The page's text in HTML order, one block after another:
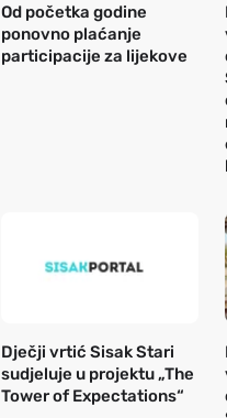
Od početka godine
ponovno plaćanje
participacije za lijekove
Dječji vrtić Sisak Stari
sudjeluje u projektu „The
Tower of Expectations“